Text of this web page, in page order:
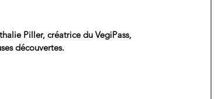
Piller, créatrice du VegiPass,
découvertes.